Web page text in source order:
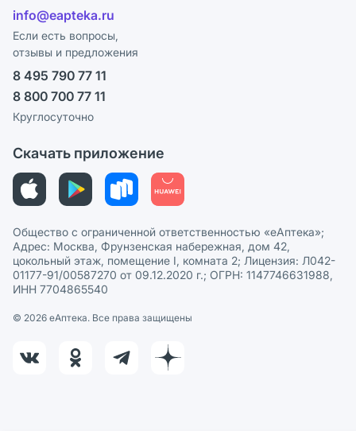
Лицензия
Реклама на сайте
Ваши товары на ЕАПТЕКЕ
СМИ о нас
Программа СберСпасибо
Политика конфиденциальности
Пользовательское соглашение
Политика рекомендаций
Политика в отношении обработки персональных данных
info@eapteka.ru
Если есть вопросы,
отзывы и предложения
8 495 790 77 11
8 800 700 77 11
Круглосуточно
Скачать приложение
Общество с ограниченной ответственностью «еАптека»;
Адрес: Москва, Фрунзенская набережная, дом 42,
цокольный этаж, помещение I, комната 2; Лицензия: Л042-
01177-91/00587270 от 09.12.2020 г.; ОГРН: 1147746631988,
ИНН 7704865540
© 2026 eАптека. Все права защищены